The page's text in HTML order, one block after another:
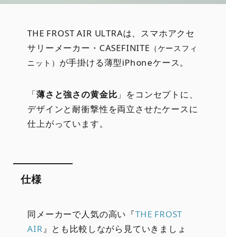
THE FROST AIR ULTRAは、スマホアクセ
サリーメーカー・CASEFINITE （ケースフィ
ニット） が手掛ける薄型iPhoneケース。
「薄さと強さの黄金比 」をコンセプトに、
デザインと耐衝撃性を両立させたケースに
仕上がっています。
仕様
同メーカーで人気の高い『THE FROST
AIR』とも比較しながら見ていきましょ